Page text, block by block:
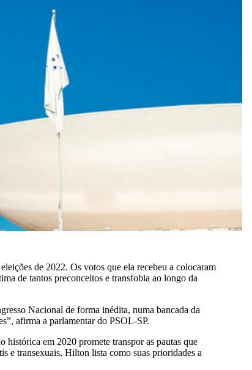
de 2022. Os votos que ela recebeu a colocaram
de tantos preconceitos e transfobia ao longo da
Nacional de forma inédita, numa bancada da
afirma a parlamentar do PSOL-SP.
em 2020 promete transpor as pautas que
e transexuais, Hilton lista como suas prioridades a